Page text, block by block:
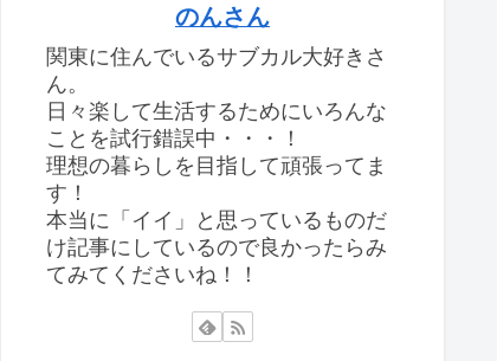
のんさん
関東に住んでいるサブカル大好きさ
ん。
日々楽して生活するためにいろんな
ことを試行錯誤中・・・！
理想の暮らしを目指して頑張ってま
す！
本当に「イイ」と思っているものだ
け記事にしているので良かったらみ
てみてくださいね！！